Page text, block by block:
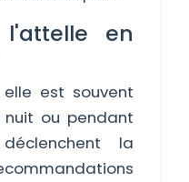
en
est souvent
ou pendant
la